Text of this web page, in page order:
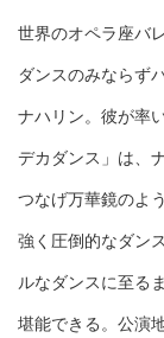
世界のオペラ座バ
ダンスのみならず
ナハリン。彼が率
デカダンス」は、
つなげ万華鏡のよ
強く圧倒的なダン
ルなダンスに至る
堪能できる。公演